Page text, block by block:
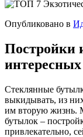
Опубликовано в
Постройки
Стеклянные
выкидывать, из
им вторую жизнь.
бутылок –
привлекательно,